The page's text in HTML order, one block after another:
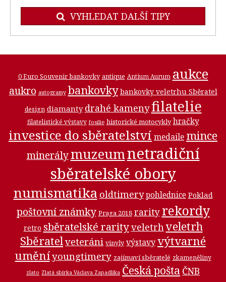
VYHLEDAT DALŠÍ TIPY
0 Euro Souvenir bankovky antique Antium Aurum aukce
aukro autogramy bankovky bankovky veletrhu Sběratel
design diamanty drahé kamenyfilatelie
filatelistické výstavy fosilie historické motocykly hračky
investice do sběratelství medaile mince
minerálymuzeumnetradiční
sběratelské obory
numismatika oldtimery pohlednice Poklad
poštovní známky Praga 2018 rarity rekordy
retro sběratelské rarityveletrhveletrh
Sběratelveteráni vinyly výstavyvýtvarné
uměníyoungtimery zajímaví sběratelé zkameněliny
zlato Zlatá sbírka Václava Zapadlíka Česká pošta ČNB